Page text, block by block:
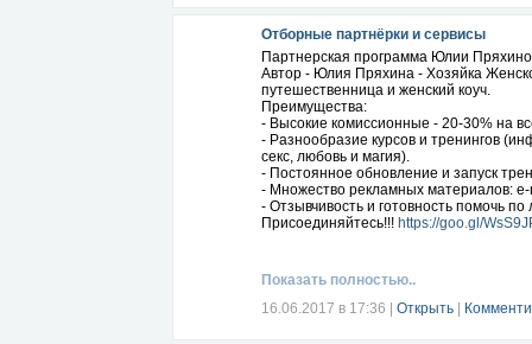
Отборные партнёрки и сервисы
Партнерская программа Юлии
Автор - Юлия Пряхина - Хозяйка
путешественница и женский коуч.
Преимущества:
- Высокие комиссионные - 20-30% на
- Разнообразие курсов и тренингов
секс, любовь и магия).
- Постоянное обновление и запуск
- Множество рекламных материалов:
- Отзывчивость и готовность помочь
Присоединяйтесь!!! https://goo.gl/
Показать полностью..
16.06.2017 в 17:36
Открыть